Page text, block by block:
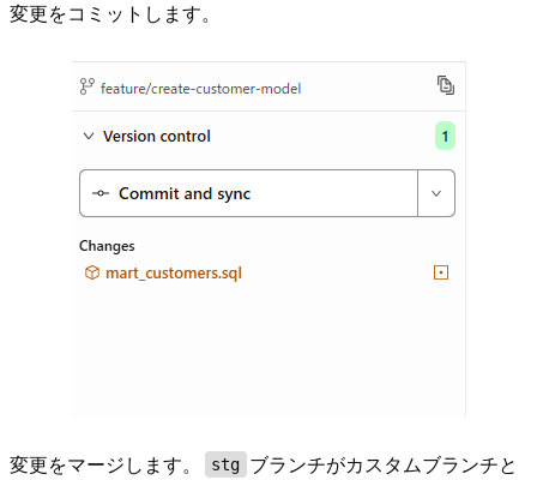
変更をコミットします。
変更をマージします。 stg ブランチがカスタムブランチと